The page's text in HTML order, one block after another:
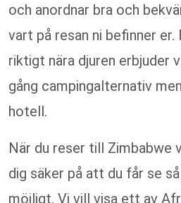
och anordnar bra och
vart på resan ni befinner
riktigt nära djuren erbjuder
gång campingalternativ
hotell.
När du reser till Zimbabwe
dig säker på att du får se
möjligt. Vi vill visa ett av